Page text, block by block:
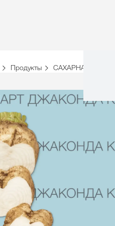
Продукты САХАРНАЯ СВЕКЛА